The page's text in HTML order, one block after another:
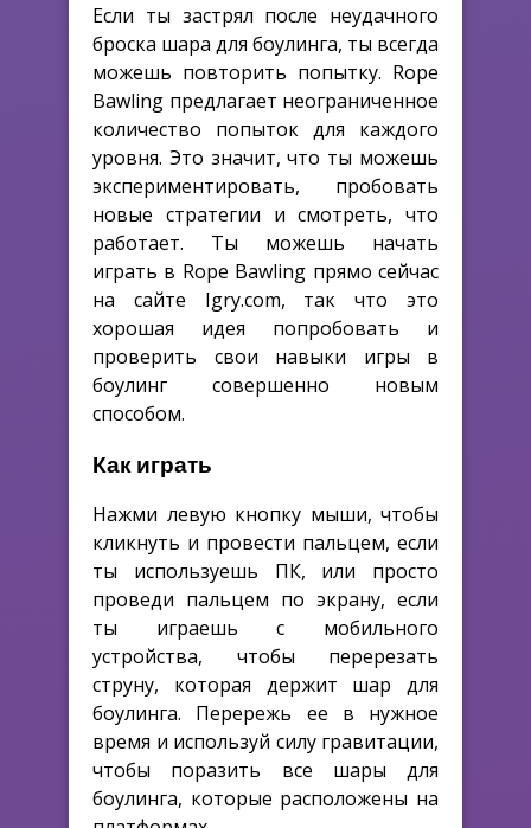
Если ты застрял после неудачного
броска шара для боулинга, ты всегда
можешь повторить попытку. Rope
Bawling предлагает неограниченное
количество попыток для каждого
уровня. Это значит, что ты можешь
экспериментировать, пробовать
новые стратегии и смотреть, что
работает. Ты можешь начать
играть в Rope Bawling прямо сейчас
на сайте Igry.com, так что это
хорошая идея попробовать и
проверить свои навыки игры в
боулинг совершенно новым
способом.
Как играть
Нажми левую кнопку мыши, чтобы
кликнуть и провести пальцем, если
ты используешь ПК, или просто
проведи пальцем по экрану, если
ты играешь с мобильного
устройства, чтобы перерезать
струну, которая держит шар для
боулинга. Перережь ее в нужное
время и используй силу гравитации,
чтобы поразить все шары для
боулинга, которые расположены на